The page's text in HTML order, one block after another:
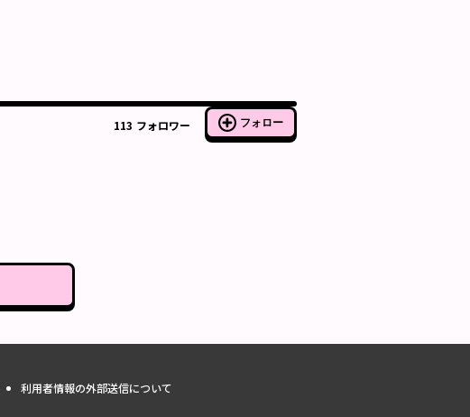
113 フォロワー フォロー
利用者情報の外部送信について